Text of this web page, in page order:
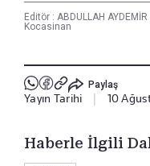
Editör : ABDULLAH AYDEMİR
Kocasinan
Paylaş
Yayın Tarihi 10
Haberle İlgili